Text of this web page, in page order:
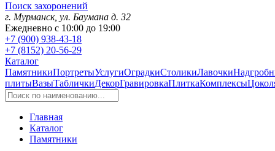
Поиск захоронений
г. Мурманск, ул. Баумана д. 32
Ежедневно с 10:00 до 19:00
+7 (900) 938-43-18
+7 (8152) 20-56-29
Каталог
ПамятникиПортретыУслугиОградкиСтоликиЛавочки
плитыВазыТабличкиДекорГравировкаПлиткаКомплексы
Главная
Каталог
Памятники